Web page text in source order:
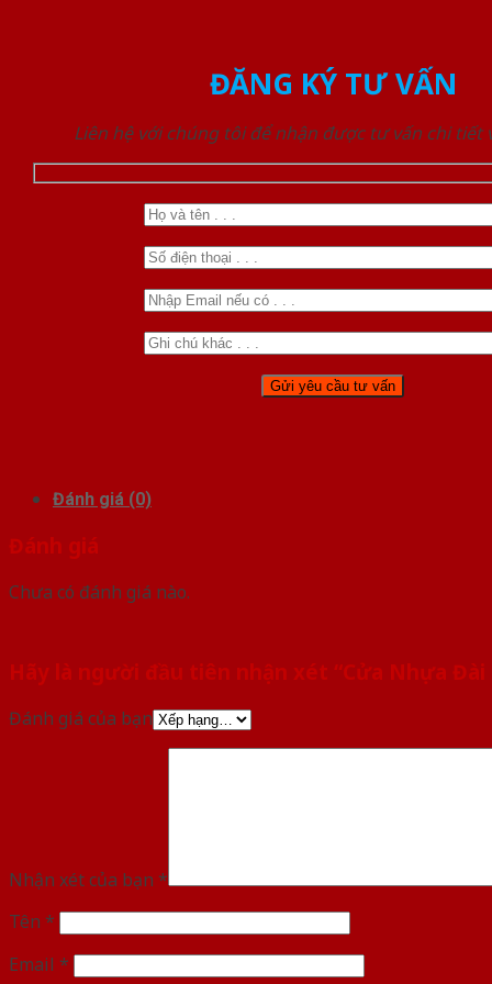
ĐĂNG KÝ TƯ VẤN
Liên hệ với chúng tôi để nhận được tư vấn chi tiết
Đánh giá (0)
Đánh giá
Chưa có đánh giá nào.
Hãy là người đầu tiên nhận xét “Cửa Nhựa Đài
Đánh giá của bạn
Nhận xét của bạn *
Tên *
Email *